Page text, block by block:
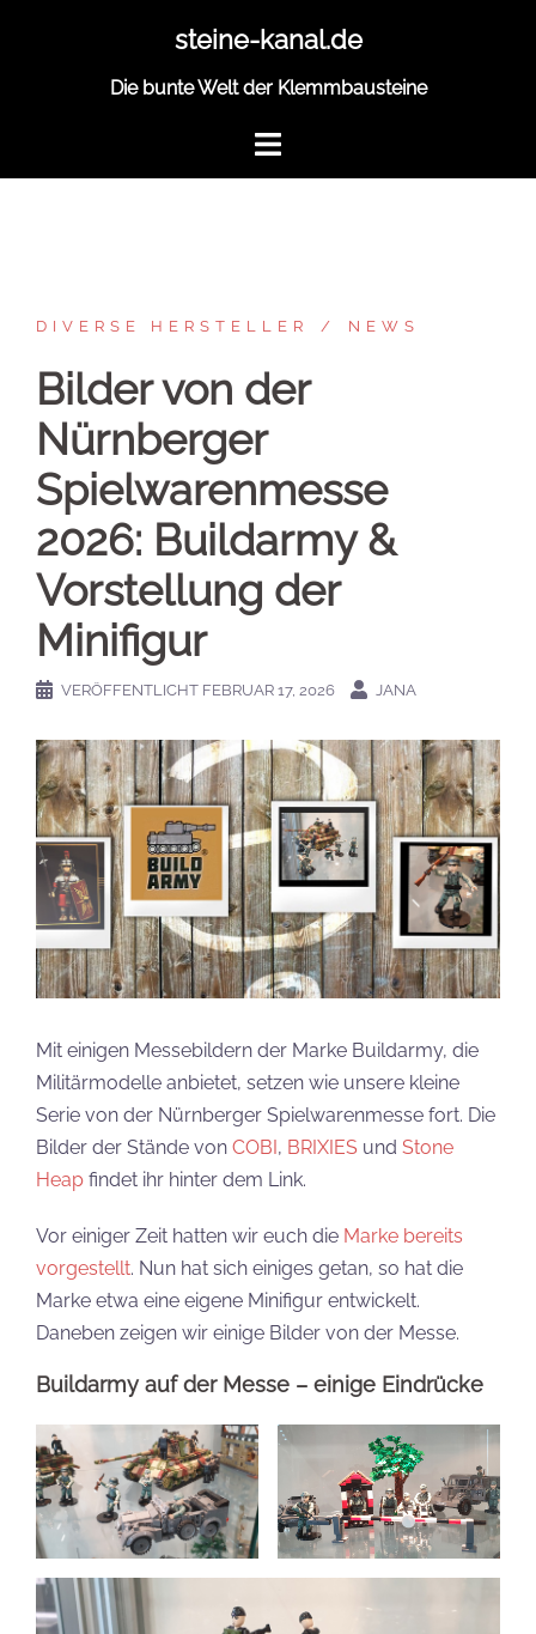
steine-kanal.de
Die bunte Welt der Klemmbausteine
DIVERSE HERSTELLER NEWS
Bilder von der
Nürnberger
Spielwarenmesse
2026: Buildarmy &
Vorstellung der
Minifigur
VERÖFFENTLICHT FEBRUAR 17, 2026 JANA
Mit einigen Messebildern der Marke Buildarmy, die
Militärmodelle anbietet, setzen wie unsere kleine
Serie von der Nürnberger Spielwarenmesse fort. Die
Bilder der Stände von COBI, BRIXIES und Stone
Heap findet ihr hinter dem Link.
Vor einiger Zeit hatten wir euch die Marke bereits
vorgestellt. Nun hat sich einiges getan, so hat die
Marke etwa eine eigene Minifigur entwickelt.
Daneben zeigen wir einige Bilder von der Messe.
Buildarmy auf der Messe – einige Eindrücke